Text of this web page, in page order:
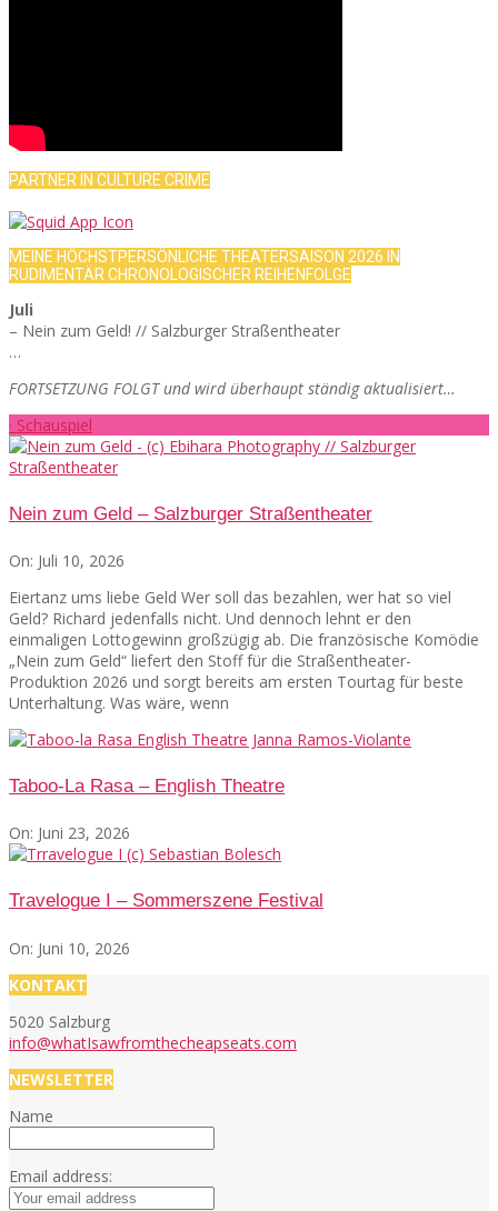
PARTNER IN CULTURE CRIME
MEINE HÖCHSTPERSÖNLICHE THEATERSAISON 2026 IN
RUDIMENTÄR CHRONOLOGISCHER REIHENFOLGE
Juli
– Nein zum Geld! // Salzburger Straßentheater
…
FORTSETZUNG FOLGT und wird überhaupt ständig aktualisiert…
· Schauspiel
Nein zum Geld – Salzburger Straßentheater
On: Juli 10, 2026
Eiertanz ums liebe Geld Wer soll das bezahlen, wer hat so viel
Geld? Richard jedenfalls nicht. Und dennoch lehnt er den
einmaligen Lottogewinn großzügig ab. Die französische Komödie
„Nein zum Geld“ liefert den Stoff für die Straßentheater-
Produktion 2026 und sorgt bereits am ersten Tourtag für beste
Unterhaltung. Was wäre, wenn
Taboo-La Rasa – English Theatre
On: Juni 23, 2026
Travelogue I – Sommerszene Festival
On: Juni 10, 2026
KONTAKT
5020 Salzburg
info@whatIsawfromthecheapseats.com
NEWSLETTER
Name
Email address: